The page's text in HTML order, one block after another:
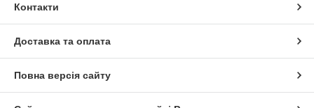
Контакти
Доставка та оплата
Повна версія сайту